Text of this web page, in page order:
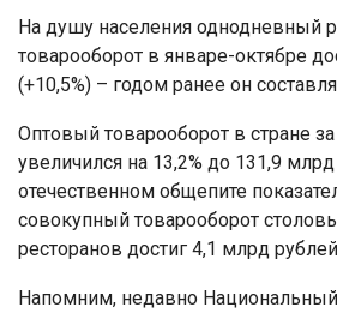
На душу населения однодневный
товарооборот в январе-октябре
(+10,5%) – годом ранее он
Оптовый товарооборот в стране
увеличился на 13,2% до 131,9
отечественном общепите
совокупный товарооборот
ресторанов достиг 4,1 млрд
Напомним, недавно Национальный